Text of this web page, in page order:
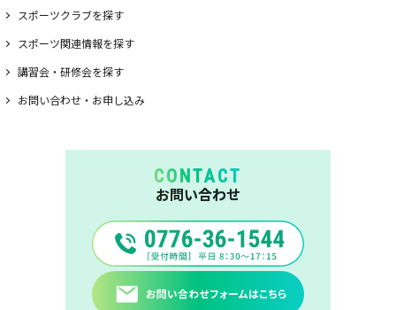
スポーツクラブを探す
スポーツ関連情報を探す
講習会・研修会を探す
お問い合わせ・お申し込み
CONTACT
お問い合わせ